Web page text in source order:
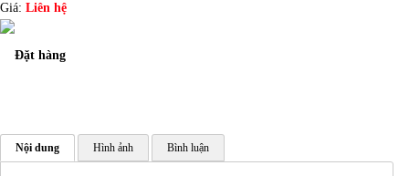
Giá: Liên hệ
Đặt hàng
Nội dung Hình ảnh Bình luận